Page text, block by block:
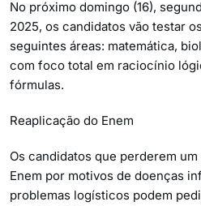
No próximo domingo (16),
2025, os candidatos vão testar
seguintes áreas: matemática,
com foco total em raciocínio
fórmulas.
Reaplicação do Enem
Os candidatos que perderem
Enem por motivos de doenças
problemas logísticos podem